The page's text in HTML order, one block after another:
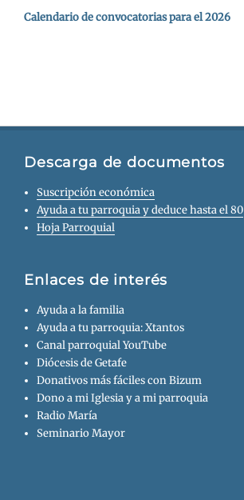
Calendario de convocatorias para el 2026
Descarga de documentos
Suscripción económica
Ayuda a tu parroquia y deduce hasta el 80
Hoja Parroquial
Enlaces de interés
Ayuda a la familia
Ayuda a tu parroquia: Xtantos
Canal parroquial YouTube
Diócesis de Getafe
Donativos más fáciles con Bizum
Dono a mi Iglesia y a mi parroquia
Radio María
Seminario Mayor